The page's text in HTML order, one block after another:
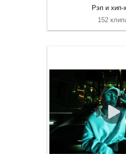
Рэп и хип-
152